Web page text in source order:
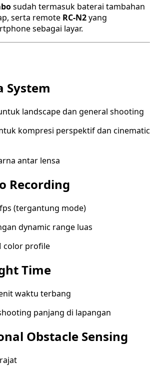
sudah termasuk baterai tambahan
serta remote RC-N2yang
sebagai layar.
System
landscape dan general shooting
kompresi perspektif dan cinematic
antar lensa
Recording
(tergantung mode)
dynamic range luas
color profile
Time
waktu terbang
panjang di lapangan
Obstacle Sensing